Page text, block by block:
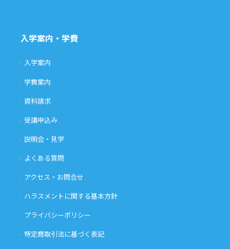
入学案内・学費
入学案内
学費案内
資料請求
受講申込み
説明会・見学
よくある質問
アクセス・お問合せ
ハラスメントに関する基本方針
プライバシーポリシー
特定商取引法に基づく表記